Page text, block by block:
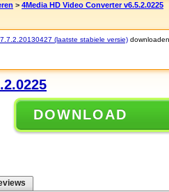
> 4Media HD Video Converter v6.5.2.0225
(laatste stabiele versie) downloaden.
DOWNLOAD